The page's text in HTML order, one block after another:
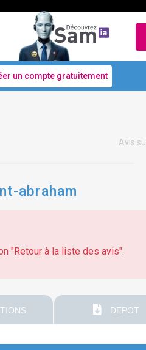
un compte gratuitement
Avis
abraham
"Retour à la liste des avis".
DEPOT